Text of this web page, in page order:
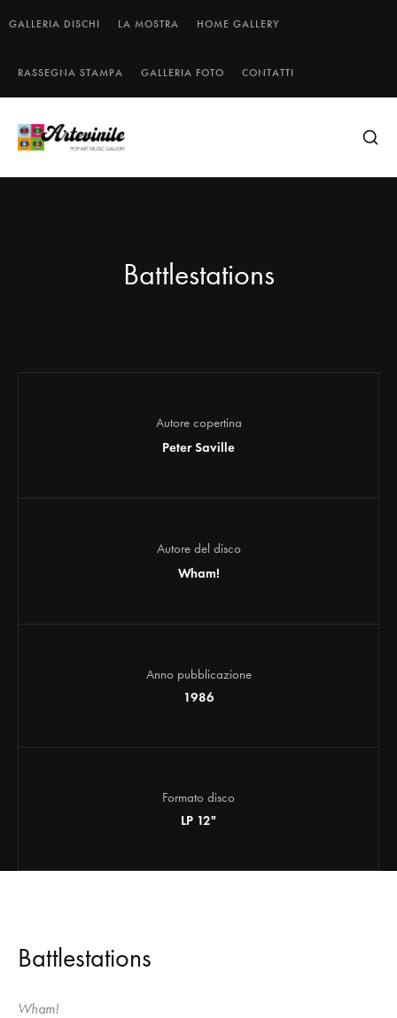
GALLERIA DISCHI LA MOSTRA HOME GALLERY
RASSEGNA STAMPA GALLERIA FOTO CONTATTI
Battlestations
Autore copertina
Peter Saville
Autore del disco
Wham!
Anno pubblicazione
1986
Formato disco
LP 12"
Battlestations
Wham!